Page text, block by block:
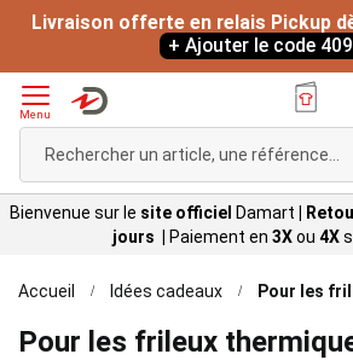
Livraison offerte en relais Pickup
+ Ajouter le code
Menu
Bienvenue sur le site officiel Damart
jours |
Paiement en 3Xou 4X
Accueil Idées cadeaux Pour les
Pour les frileux